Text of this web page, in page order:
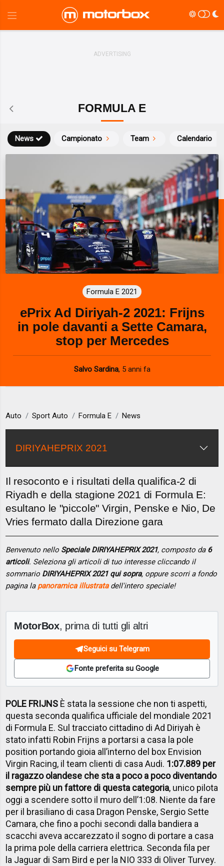
FORMULA E
News Campionato Team Calendario
Formula E 2021
ePrix Ad Diriyah-2 2021: Frijns
in pole davanti a Sette Camara,
stop per Mercedes
Salvo Sardina, 5 anni fa
Auto Sport Auto Formula E News
DIRIYAHEPRIX 2021
Il resoconto e i risultati della qualifica-2 di
Riyadh e della stagione 2021 di Formula E:
esultano le "piccole" Virgin, Penske e Nio, De
Vries fermato dalla Direzione gara
Benvenuto nello Speciale DIRIYAHEPRIX 2021, composto da 6
articoli. Seleziona gli articoli di tuo interesse cliccando il
sommario DIRIYAHEPRIX 2021 qui sopra, oppure scorri a fondo
pagina la panoramica illustratadell'intero speciale!
MotorBox, prima di tutti gli altri
Seguici su Telegram
Fonte preferita su Google
POLE FRIJNS È stata la sessione che non ti aspetti,
questa seconda qualifica ufficiale del mondiale 2021
di Formula E. Sul tracciato cittadino di Ad Diriyah è
stato infatti Robin Frijns a portarsi a casa la pole
position portando gioia all’interno del box Envision
Virgin Racing, il team clienti di casa Audi. 1:07.889 per
il ragazzo olandese che sta a poco a poco diventando
sempre più un fattore di questa categoria, unico pilota
oggi a scendere sotto il muro dell’1:08. Niente da fare
per il brasiliano di casa Dragon Penske, Sergio Sette
Camara, che fino a pochi secondi dalla bandiera a
scacchi aveva accarezzato il sogno di portare a casa
la prima pole della carriera elettrica. Seconda fila per
la Jaguar di Sam Bird e per la NIO 333 di Oliver Turvey.